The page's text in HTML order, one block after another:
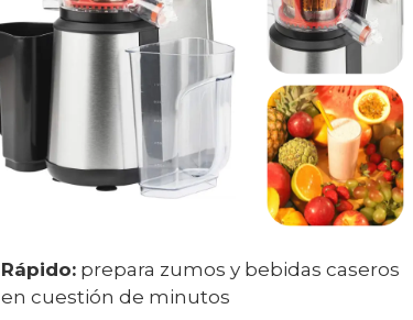
Rápido: prepara zumos y bebidas caseros
en cuestión de minutos